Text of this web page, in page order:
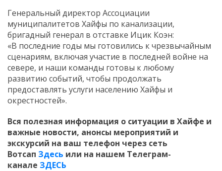
Генеральный директор Ассоциации
муниципалитетов Хайфы по канализации,
бригадный генерал в отставке Ицик Коэн:
«В последние годы мы готовились к чрезвычайным
сценариям, включая участие в последней войне на
севере, и наши команды готовы к любому
развитию событий, чтобы продолжать
предоставлять услуги населению Хайфы и
окрестностей».
Вся полезная информация о ситуации в Хайфе и
важные новости, анонсы мероприятий и
экскурсий на ваш телефон через сеть
Вотсап Здесь или на нашем Телеграм-
канале ЗДЕСЬ